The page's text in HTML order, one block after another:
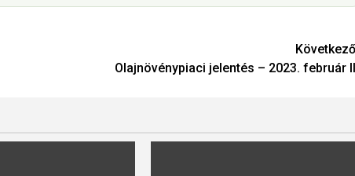
Olajnövénypiaci jelentés – 2023. február